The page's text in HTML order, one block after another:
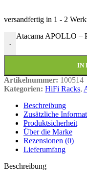
versandfertig in 1 - 2
-
Atacama APOLLO –
IN
Artikelnummer: 100514
Kategorien: HiFi Racks,
Beschreibung
Zusätzliche
Produktsicherheit
Über die Marke
Rezensionen (0)
Lieferumfang
Beschreibung